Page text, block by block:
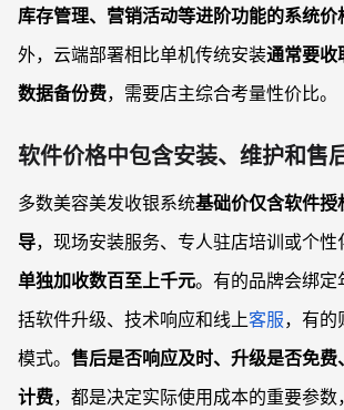
库存管理、营销活动等进阶功能的系统价
外，云端部署相比单机传统安装通常要收
数据备份费，需要店主综合考量性价比。
软件价格中包含安装、维护和售
多数美容美发收银系统基础价仅含软件授
导，现场安装服务、专人驻店培训或个性
单独加收数百至上千元。有的品牌会绑
括软件升级、技术响应和线上客服，有的
模式。 售后是否响应及时、升级是否免
计费，都是决定实际使用成本的重要参